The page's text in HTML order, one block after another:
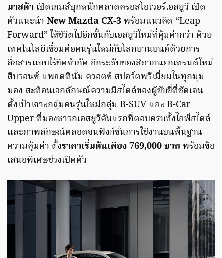
มาสด้า เปิดเกมส์บุกหนักตลาดครอสโอเวอร์เอสยูวี เปิด
ตัวแนะนำ New Mazda CX-3พร้อมแนวคิด “Leap
Forward” ให้ชีวิตไปอีกขั้นกับเอสยูวีใหม่ที่คุ้มค่ากว่า ด้วย
เทคโนโลยีเชื่อมต่อคนรุ่นใหม่กับโลกยานยนต์ด้วยการ
สื่อสารแบบไร้ขีดจำกัด อีกระดับของสีภายนอกเทรนด์ใหม่
สีบรอนซ์ แพลตทินั่ม ควอตซ์ สปอร์ตพรีเมี่ยมในทุกมุม
มอง สะท้อนเอกลักษณ์ความมีสไตล์ของผู้ขับขี่ที่ชัดเจน
ตั้งเป้าเจาะกลุ่มคนรุ่นใหม่กลุ่ม B-SUV และ B-Car
Upper ที่มองหารถเอสยูวีคันแรกที่ตอบครบทั้งไลฟ์สไตล์
และภาพลักษณ์ตลอดจนฟังก์ชั่นการใช้งานบนพื้นฐาน
ความคุ้มค่า ตั้งราคาเริ่มต้นเพียง 769,000 บาท พร้อมข้อ
เสนอพิเศษช่วงเปิดตัว